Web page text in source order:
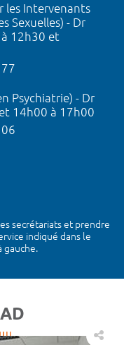
les Intervenants
Sexuelles) - Dr
à 12h30 et
Psychiatrie) - Dr
14h00 à 17h00
secrétariats et prendre
indiqué dans le
gauche.